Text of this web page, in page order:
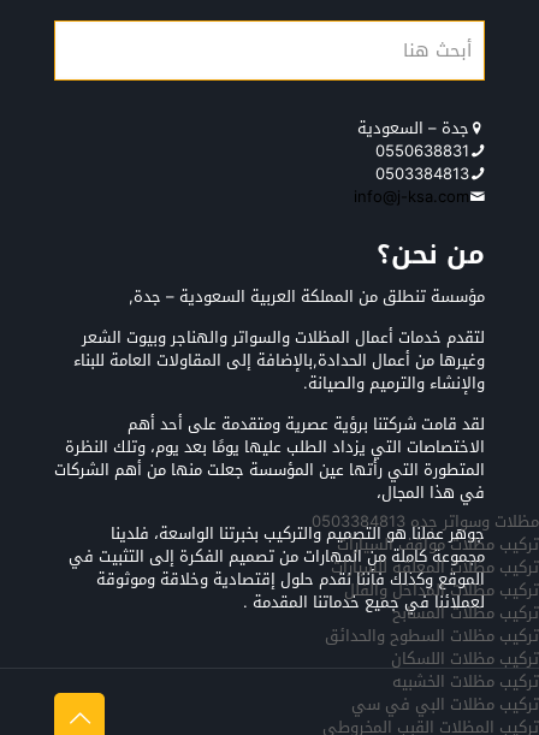
جدة – السعودية
0550638831
0503384813
info@j-ksa.com
من نحن؟
مؤسسة تنطلق من المملكة العربية السعودية – جدة,
لتقدم خدمات أعمال المظلات والسواتر والهناجر وبيوت الشعر
وغيرها من أعمال الحدادة,بالإضافة إلى المقاولات العامة للبناء
والإنشاء والترميم والصيانة.
لقد قامت شركتنا برؤية عصرية ومتقدمة على أحد أهم
الاختصاصات التي يزداد الطلب عليها يومًا بعد يوم، وتلك النظرة
المتطورة التي رأتها عين المؤسسة جعلت منها من أهم الشركات
في هذا المجال،
جوهر عملنا هو التصميم والتركيب بخبرتنا الواسعة، فلدينا
مجموعة كاملة من المهارات من تصميم الفكرة إلى التثبيت في
الموقع وكذلك فأننا نقدم حلول إقتصادية وخلاقة وموثوقة
لعملائنا في جميع خدماتنا المقدمة .
مظلات وسواتر جده 0503384813
تركيب مظلات مواقف السيارات
تركيب مظلات المعلقه للسيارات
تركيب مظلات المداخل والفلل
تركيب مظلات المسابح
تركيب مظلات السطوح والحدائق
تركيب مظلات اللسكان
تركيب مظلات الخشبيه
تركيب مظلات البي في سي
تركيب المظلات القبب المخروطي